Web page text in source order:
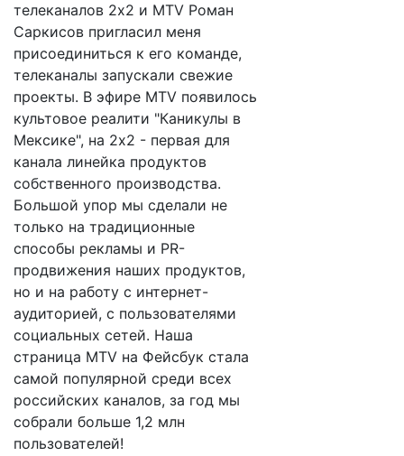
телеканалов 2х2 и MTV Роман
Саркисов пригласил меня
присоединиться к его команде,
телеканалы запускали свежие
проекты. В эфире MTV появилось
культовое реалити "Каникулы в
Мексике", на 2х2 - первая для
канала линейка продуктов
собственного производства.
Большой упор мы сделали не
только на традиционные
способы рекламы и PR-
продвижения наших продуктов,
но и на работу с интернет-
аудиторией, с пользователями
социальных сетей. Наша
страница MTV на Фейсбук стала
самой популярной среди всех
российских каналов, за год мы
собрали больше 1,2 млн
пользователей!